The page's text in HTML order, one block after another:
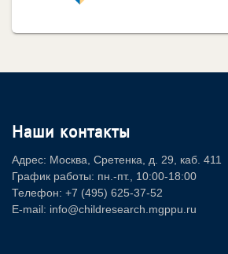
Наши контакты
Адрес: Москва, Сретенка, д. 29, каб. 411
График работы: пн.-пт., 10:00-18:00
Телефон: +7 (495) 625-37-52
E-mail: info@childresearch.mgppu.ru